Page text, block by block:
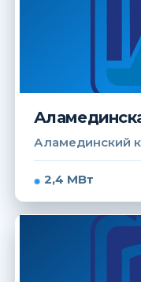
Аламединский
2,4 МВт